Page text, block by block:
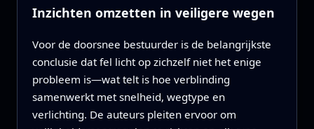
Inzichten omzetten in veiligere wegen
Voor de doorsnee bestuurder is de belangrijkste
conclusie dat fel licht op zichzelf niet het enige
probleem is—wat telt is hoe verblinding
samenwerkt met snelheid, wegtype en
verlichting. De auteurs pleiten ervoor om